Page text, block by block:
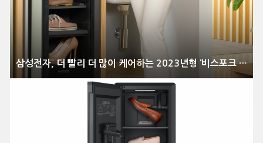
삼성전자, 더 빨리 더 많이 케어하는 2023년형 ‘비스포크 슈드레서’ 출시